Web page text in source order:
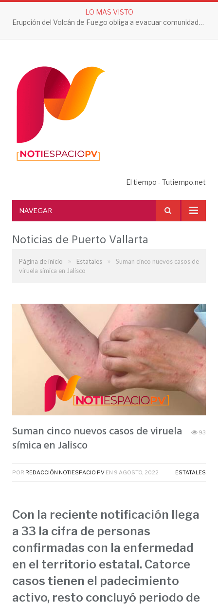
LO MAS VISTO
Erupción del Volcán de Fuego obliga a evacuar comunidades y mantiene en alerta a Guatemala
El tiempo - Tutiempo.net
NAVEGAR
Noticias de Puerto Vallarta
Página de inicio » Estatales »
Suman cinco nuevos casos de
viruela símica en Jalisco
Suman cinco nuevos casos de viruela
símica en Jalisco
93
POR REDACCIÓN NOTIESPACIO PV EN 9 AGOSTO, 2022 ESTATALES
Con la reciente notificación llega
a 33 la cifra de personas
confirmadas con la enfermedad
en el territorio estatal. Catorce
casos tienen el padecimiento
activo, resto concluyó periodo de